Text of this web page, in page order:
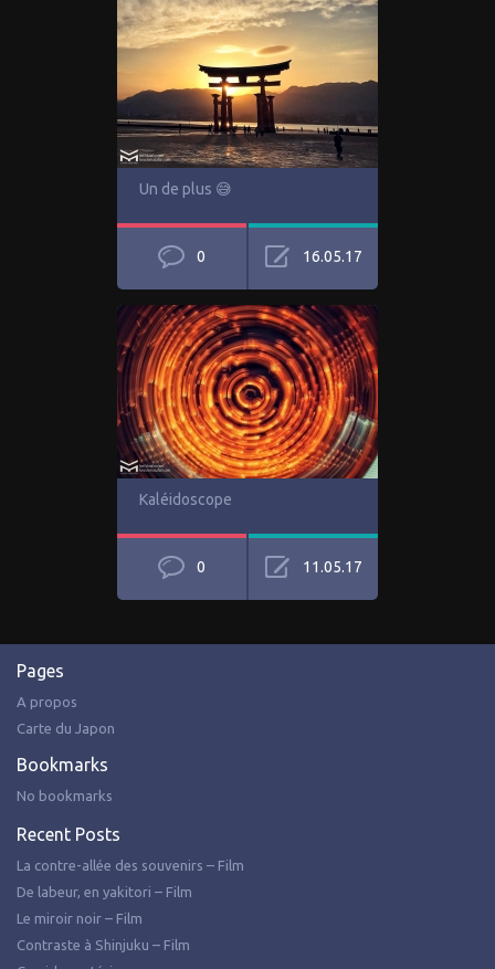
Un de plus 😅
0 16.05.17
Kaléidoscope
0 11.05.17
Pages
A propos
Carte du Japon
Bookmarks
No bookmarks
Recent Posts
La contre-allée des souvenirs – Film
De labeur, en yakitori – Film
Le miroir noir – Film
Contraste à Shinjuku – Film